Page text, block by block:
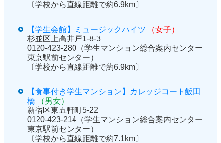
〔学校から直線距離で約6.9km〕
【学生会館】ミュージックハイツ
（女子）
杉並区上高井戸1-8-3
0120-423-280（学生マンション総合案内センター
東京駅前センター）
〔学校から直線距離で約6.9km〕
【食事付き学生マンション】カレッジコート飯田
橋
（男女）
新宿区東五軒町5-22
0120-423-214（学生マンション総合案内センター
東京駅前センター）
〔学校から直線距離で約7.1km〕